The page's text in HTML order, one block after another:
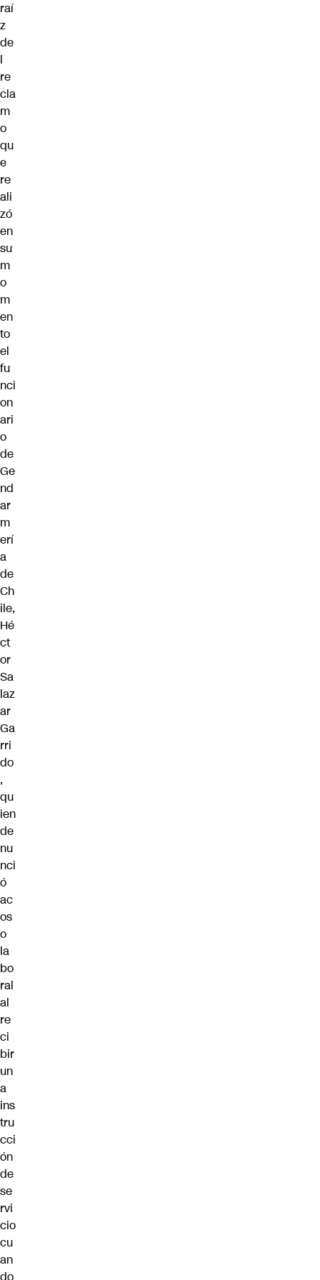
raí
z
de
l
re
cla
m
o
qu
e
re
ali
zó
en
su
m
o
m
en
to
el
fu
nci
on
ari
o
de
Ge
nd
ar
m
erí
a
de
Ch
ile,
Hé
ct
or
Sa
laz
ar
Ga
rri
do
,
qu
ien
de
nu
nci
ó
ac
os
o
la
bo
ral
al
re
ci
bir
un
a
ins
tru
cci
ón
de
se
rvi
cio
cu
an
do